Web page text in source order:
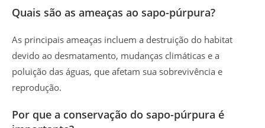
Quais são as ameaças ao sapo-púrpura?
As principais ameaças incluem a destruição do habitat
devido ao desmatamento, mudanças climáticas e a
poluição das águas, que afetam sua sobrevivência e
reprodução.
Por que a conservação do sapo-púrpura é